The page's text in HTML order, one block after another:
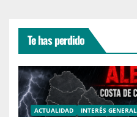
Te has perdido
ACTUALIDAD INTERÉS GENERAL